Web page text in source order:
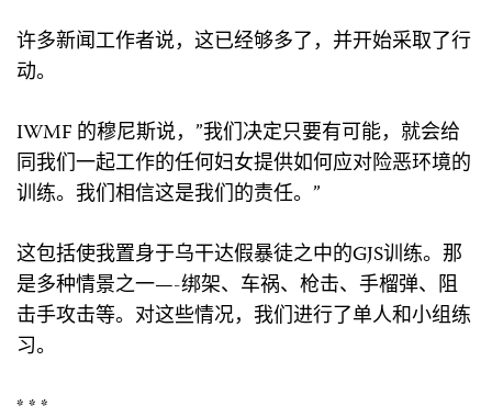
许多新闻工作者说，这已经够多了，并开始采取了行
动。
IWMF 的穆尼斯说，”我们决定只要有可能，就会给
同我们一起工作的任何妇女提供如何应对险恶环境的
训练。我们相信这是我们的责任。”
这包括使我置身于乌干达假暴徒之中的GJS训练。那
是多种情景之一—-绑架、车祸、枪击、手榴弹、阻
击手攻击等。对这些情况，我们进行了单人和小组练
习。